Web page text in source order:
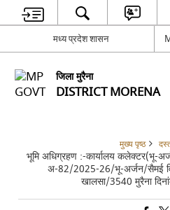
मध्य प्रदेश शासन
जिला मुरैना
DISTRICT MORENA
मुख्य पृष्ठ
भूमि अधिग्रहण :-कार्यालय कलेक्टर(भू-
अ-82/2025-26/भू-अर्जन/सैमई
खालसा/3540 मुरैना